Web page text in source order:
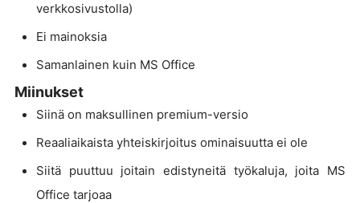
verkkosivustolla)
Ei mainoksia
Samanlainen kuin MS Office
Miinukset
Siinä on maksullinen premium-versio
Reaaliaikaista yhteiskirjoitus ominaisuutta ei ole
Siitä puuttuu joitain edistyneitä työkaluja, joita MS
Office tarjoaa